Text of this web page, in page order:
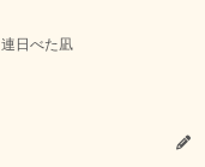
連日べた凪